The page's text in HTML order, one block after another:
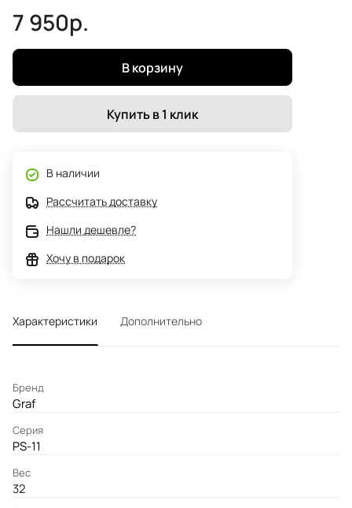
7 950р.
В корзину
Купить в 1 клик
В наличии
Рассчитать доставку
Нашли дешевле?
Хочу в подарок
Характеристики Дополнительно
Бренд
Graf
Серия
PS-11
Вес
32